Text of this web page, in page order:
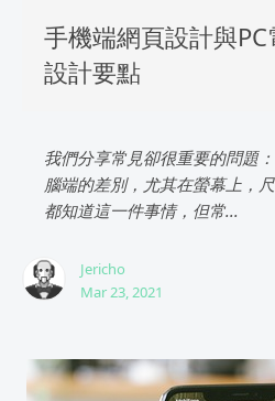
手機端網頁設計與
設計要點
我們分享常見卻很重要的問題
腦端的差別，尤其在螢幕上，
都知道這一件事情，但常...
Jericho
Mar 23, 2021